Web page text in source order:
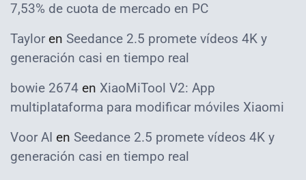
7,53% de cuota de mercado en PC
Taylor en Seedance 2.5 promete vídeos 4K y
generación casi en tiempo real
bowie 2674 en XiaoMiTool V2: App
multiplataforma para modificar móviles Xiaomi
Voor AI en Seedance 2.5 promete vídeos 4K y
generación casi en tiempo real